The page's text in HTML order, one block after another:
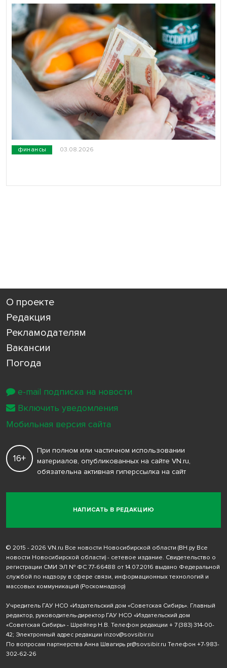
финансы 03.08.2026
О проекте
Редакция
Рекламодателям
Вакансии
Погода
НАПИСАТЬ В РЕДАКЦИЮ
16+
При полном или частичном использовании
материалов, опубликованных на сайте VN.ru,
обязательна активная гиперссылка на сайт
© 2015 - 2026 VN.ru Все новости Новосибирской области (ВН.ру Все
новости Новосибирской области) - сетевое издание. Свидетельство о
регистрации СМИ ЭЛ № ФС 77-66488 от 14.07.2016 выдано Федеральной
службой по надзору в сфере связи, информационных технологий и
массовых коммуникаций (Роскомнадзор)
Учредитель ГАУ НСО «Издательский дом «Советская Сибирь». Главный
редактор, руководитель-директор ГАУ НСО «Издательский дом
«Советская Сибирь» - Шрейтер Н.В. Телефон редакции + 7 (383) 314-00-
42; Электронный адрес редакции inzov@sovsibir.ru
По вопросам партнерства Анна Швагирь pr@sovsibir.ru Телефон +7-983-
302-62-26
e-mail подписка на новости
Включить уведомления
Мобильная версия сайта